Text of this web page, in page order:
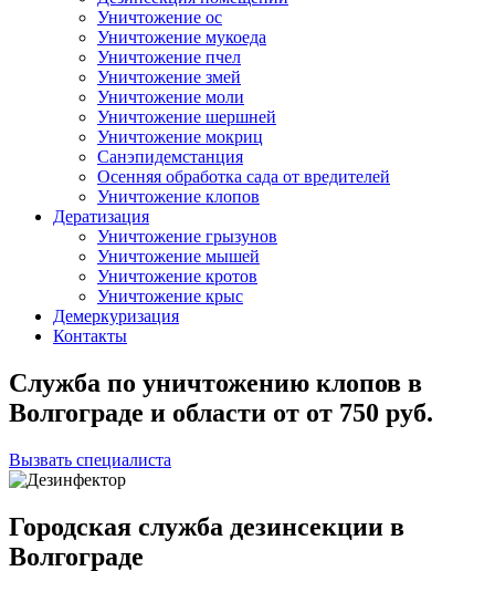
Уничтожение ос
Уничтожение мукоеда
Уничтожение пчел
Уничтожение змей
Уничтожение моли
Уничтожение шершней
Уничтожение мокриц
Санэпидемстанция
Осенняя обработка сада от вредителей
Уничтожение клопов
Дератизация
Уничтожение грызунов
Уничтожение мышей
Уничтожение кротов
Уничтожение крыс
Демеркуризация
Контакты
Служба по уничтожению клопов в
Волгограде и области от от 750 руб.
Вызвать специалиста
Городская служба дезинсекции в
Волгограде